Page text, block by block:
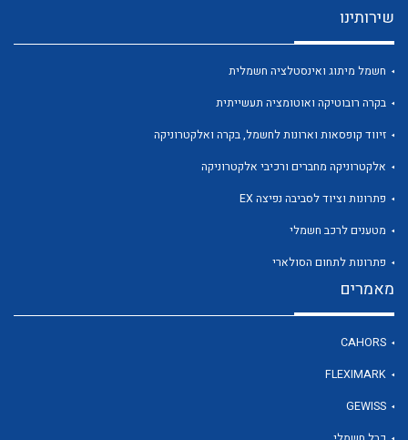
לכל מוצרי היצרן
שירותינו
חשמל מיתוג ואינסטלציה חשמלית
בקרה רובוטיקה ואוטומציה תעשייתית
זיווד קופסאות וארונות לחשמל, בקרה ואלקטרוניקה
אלקטרוניקה מחברים ורכיבי אלקטרוניקה
פתרונות וציוד לסביבה נפיצה EX
מטענים לרכב חשמלי
פתרונות לתחום הסולארי
מאמרים
CAHORS
FLEXIMARK
GEWISS